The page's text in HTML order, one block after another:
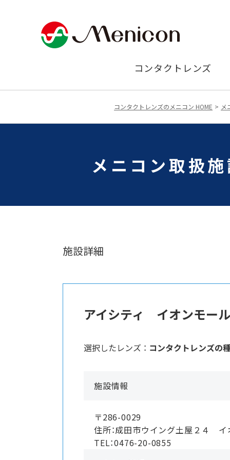
コンタクトレンズ
コンタクトレンズのメニコン HOME メ
メニコン取扱
施設詳細
アイシティ イオンモー
選択したレンズ ： コンタクトレンズの
施設情報
〒286-0029
住所：成田市ウイング土屋２４ イ
TEL：0476-20-0855